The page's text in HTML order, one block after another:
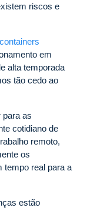
riscos e
em
alta temporada
tão cedo ao
para as
cotidiano de
remoto,
os
tempo real para a
estão